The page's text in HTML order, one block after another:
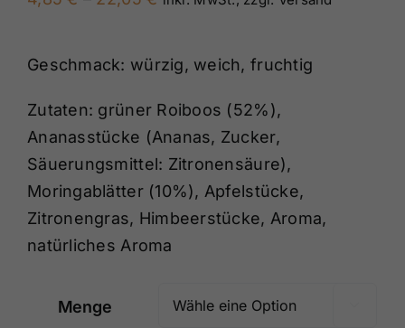
22,05 €
Geschmack: würzig, weich, fruchtig
Zutaten: grüner Roiboos (52%),
Ananasstücke (Ananas, Zucker,
Säuerungsmittel: Zitronensäure),
Moringablätter (10%), Apfelstücke,
Zitronengras, Himbeerstücke, Aroma,
natürliches Aroma
Menge